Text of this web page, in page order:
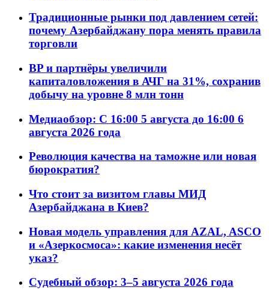
Традиционные рынки под давлением сетей:
почему Азербайджану пора менять правила
торговли
BP и партнёры увеличили
капиталовложения в АЧГ на 31%, сохранив
добычу на уровне 8 млн тонн
Медиаобзор: С 16:00 5 августа до 16:00 6
августа 2026 года
Революция качества на таможне или новая
бюрократия?
Что стоит за визитом главы МИД
Азербайджана в Киев?
Новая модель управления для AZAL, ASCO
и «Азеркосмоса»: какие изменения несёт
указ?
Судебный обзор: 3–5 августа 2026 года